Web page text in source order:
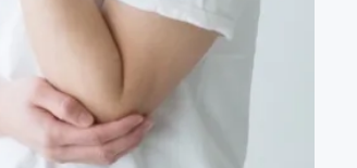
CAMPFIRE for Social Good
CAMPFIREふるさと納税
machi-ya